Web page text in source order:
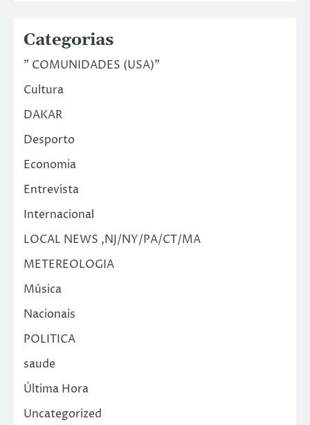
Categorias
" COMUNIDADES (USA)"
Cultura
DAKAR
Desporto
Economia
Entrevista
Internacional
LOCAL NEWS ,NJ/NY/PA/CT/MA
METEREOLOGIA
Música
Nacionais
POLITICA
saude
Última Hora
Uncategorized